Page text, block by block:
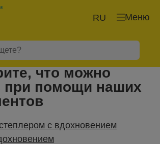
Меню
RU
что можно
при помощи наших
с вдохновением